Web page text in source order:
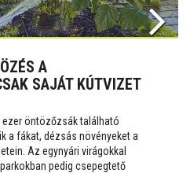
A
SAJÁT KÚTVIZET
öntözőzsák található
a fákat, dézsás növényeket a
Az egynyári virágokkal
pedig csepegtető